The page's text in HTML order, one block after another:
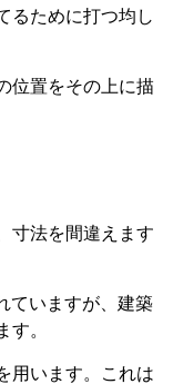
るために打つ均し
位置をその上に描
寸法を間違えます
ていますが、建築
す。
用います。これは